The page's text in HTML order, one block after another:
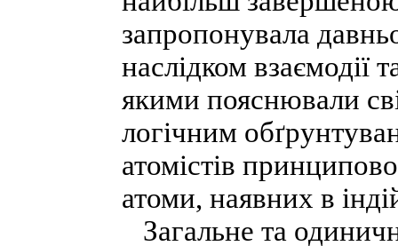
запропонувала
наслідком взаємодії
якими пояснювали
логічним
атомістів
атоми, наявних в
Загальне та